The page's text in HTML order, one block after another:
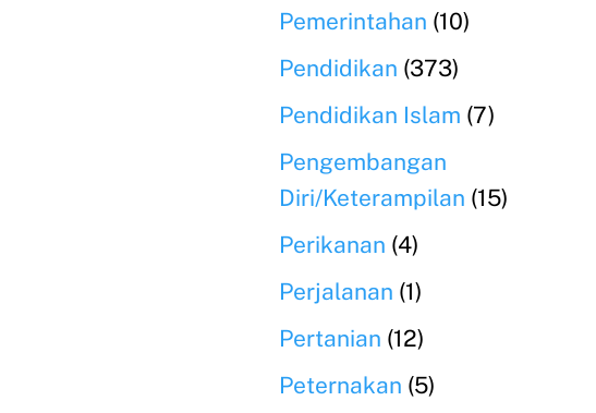
Pemerintahan (10)
Pendidikan (373)
Pendidikan Islam (7)
Pengembangan
Diri/Keterampilan (15)
Perikanan (4)
Perjalanan (1)
Pertanian (12)
Peternakan (5)